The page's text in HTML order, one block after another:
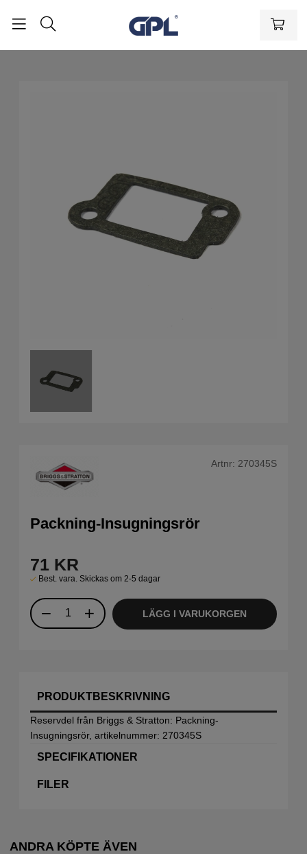
Artnr: 270345S
Packning-Insugningsrör
71 KR
Best. vara. Skickas om 2-5 dagar
LÄGG I VARUKORGEN
PRODUKTBESKRIVNING
Reservdel från Briggs & Stratton: Packning-
Insugningsrör, artikelnummer: 270345S
SPECIFIKATIONER
FILER
ANDRA KÖPTE ÄVEN